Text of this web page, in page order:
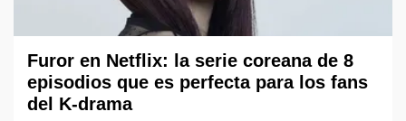
Furor en Netflix: la serie coreana de 8
episodios que es perfecta para los fans
del K-drama